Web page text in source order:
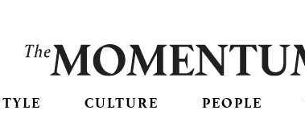
CULTURE PEOPLE